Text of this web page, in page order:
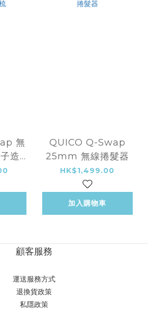
無
造型
QUICO Q-Swap
25mm 無線捲髮器
HK$1,499.00
加入購物車
顧客服務
運送服務方式
退換貨政策
私隱政策